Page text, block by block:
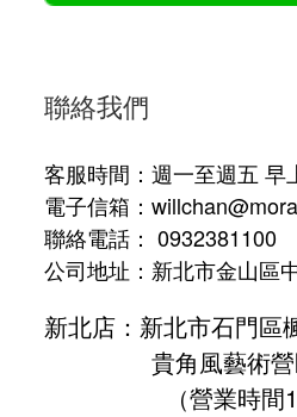
聯絡我們
客服時間：週一至週五 早
電子信箱：
聯絡電話： 0932381100
公司地址：新北市金山區
新北店：新北市石門區
貴角風藝術營區
（營業時間11：